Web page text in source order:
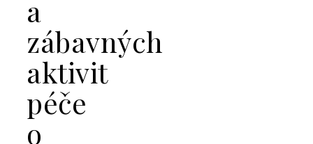
a
zábavných
aktivit
péče
o